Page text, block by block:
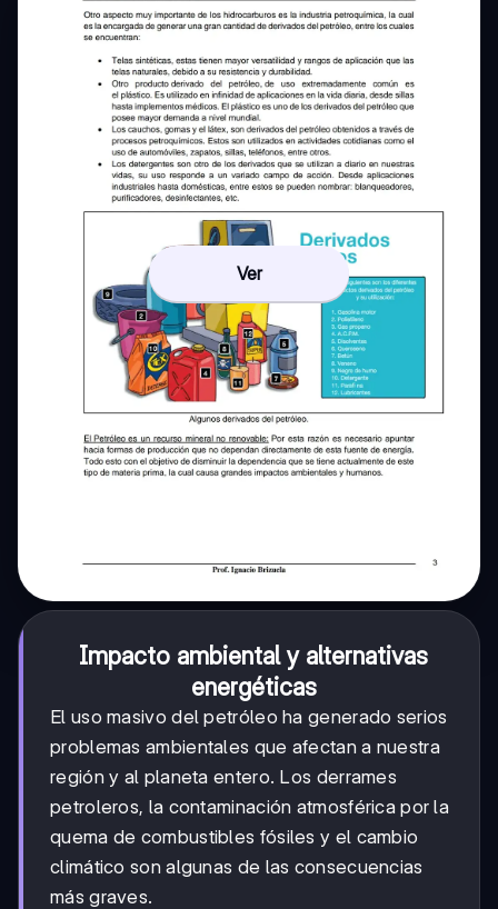
Ver
Impacto ambiental y alternativas
energéticas
El uso masivo del petróleo ha generado serios
problemas ambientales que afectan a nuestra
región y al planeta entero. Los derrames
petroleros, la contaminación atmosférica por la
quema de combustibles fósiles y el cambio
climático son algunas de las consecuencias
más graves.